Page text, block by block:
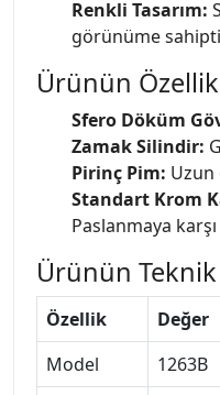
Renkli Tasarım:
görünüme
Ürünün
Sfero Döküm
Zamak Silindir:
Pirinç Pim: Uzun
Standart Krom
Paslanmaya karşı
Ürünün
Özellik
Değer
Model
1263B